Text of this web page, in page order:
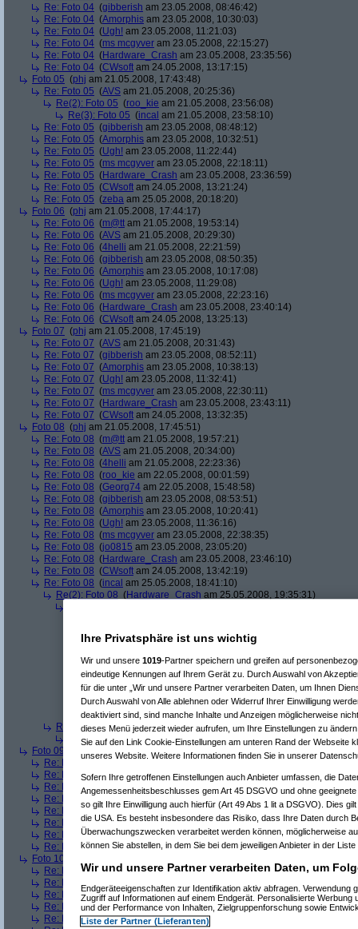
Re: Foto 04 (gibberish am 23.05.2008, 08:46:42)
Re: Foto 04 (Amorphis am 23.05.2008, 10:30:03)
Re: Foto 04 (Ugh! am 23.05.2008, 11:21:03)
Re: Foto 04 (ms mcgyver am 23.05.2008, 22:15:27)
Re: Foto 04 (Hardware_Crash am 23.05.2008, 23:35:56)
Re: Foto 04 (CWsoft am 24.05.2008, 13:17:15)
Foto 05 (phj am 21.05.2008, 17:43:48)
Re: Foto 05 (AVS am 21.05.2008, 20:25:36)
Re(2): Foto 05 (roo_kie am 21.05.2008, 23:56:08)
Re(3): Foto 05 (incal am 21.05.2008, 23:58:10)
Re: Foto 05 (gibberish am 23.05.2008, 08:48:12)
Re: Foto 05 (Amorphis am 23.05.2008, 10:32:51)
Re: Foto 05 (Ugh! am 23.05.2008, 11:22:44)
Re: Foto 05 (ms mcgyver am 23.05.2008, 22:18:11)
Re: Foto 05 (Hardware_Crash am 23.05.2008, 23:36:59)
Re: Foto 05 (CWsoft am 24.05.2008, 13:21:24)
Re: Foto 05 (zeba am 25.05.2008, 20:18:20)
Foto 06 (phj am 21.05.2008, 17:44:17)
Re: Foto 06 (m@tt am 21.05.2008, 19:53:14)
Re: Foto 06 (AVS am 21.05.2008, 20:29:30)
Re: Foto 06 (4helli am 21.05.2008, 22:21:59)
Re: Foto 06 (gibberish am 23.05.2008, 08:50:35)
Re: Foto 06 (Amorphis am 23.05.2008, 10:17:08)
Re: Foto 06 (Ugh! am 23.05.2008, 11:29:08)
Re: Foto 06 (ms mcgyver am 23.05.2008, 22:23:16)
Re: Foto 06 (Hardware_Crash am 23.05.2008, 23:40:14)
Re: Foto 06 (CWsoft am 24.05.2008, 13:25:13)
Foto 07 (phj am 21.05.2008, 17:45:19)
Re: Foto 07 (AVS am 21.05.2008, 20:31:43)
Re: Foto 07 (gibberish am 23.05.2008, 08:52:11)
Re: Foto 07 (Amorphis am 23.05.2008, 10:38:13)
Re: Foto 07 (Ugh! am 23.05.2008, 11:32:41)
Re: Foto 07 (ms mcgyver am 23.05.2008, 22:30:11)
Re: Foto 07 (Hardware_Crash am 23.05.2008, 23:43:11)
Re: Foto 07 (CWsoft am 24.05.2008, 13:32:35)
Foto 08 (phj am 21.05.2008, 17:45:51)
Re: Foto 08 (m@tt am 21.05.2008, 19:57:21)
Re: Foto 08 (AVS am 21.05.2008, 20:34:00)
Re: Foto 08 (4helli am 21.05.2008, 22:23:36)
Re: Foto 08 (roo_kie am 22.05.2008, 00:01:59)
Re: Foto 08 (Georg74 am 22.05.2008, 15:48:58)
Re: Foto 08 (gibberish am 23.05.2008, 08:53:51)
Re: Foto 08 (Amorphis am 23.05.2008, 10:20:41)
Re: Foto 08 (Ugh! am 23.05.2008, 11:36:16)
Re: Foto 08 (ms mcgyver am 23.05.2008, 22:38:35)
Re: Foto 08 (jo0815 am 23.05.2008, 23:05:20)
Re: Foto 08 (Hardware_Crash am 23.05.2008, 23:46:10)
Re: Foto 08 (CWsoft am 24.05.2008, 13:42:19)
Re: Foto 08 (incal am 25.05.2008, 18:41:10)
Re(2): Foto 08 (Hardware_Crash am 25.05.2008, 19:35:31)
Re(6): Foto 08( Hardware_Crasham 26.05.2008,
Re(7): Foto 08
am 26.05.2008, 21:25:52)
Re(8): Foto 08 (Hardware_Crasham 26.05.2008,
Re(9): Foto 08(incalam 26.05.2008, 21:55:49)
Re(10): Foto 08(Hardware_Crasham
Re(11): Foto 08(incalam 26.05.2008,
Re(12): Foto 08(Hardware_Crasham
Re(2): Foto 08(Srv-02am 26.05.2008, 09:58:02)
Re(3): Foto 08(incalam 26.05.2008, 20:46:08)
Foto 09
am 21.05.2008, 17:46:17)
Re: Foto 09
Re: Foto 09(roo_kieam 22.05.2008, 00:06:11)
Re: Foto 09(gibberisham 23.05.2008, 09:03:43)
Re: Foto 09( Amorphisam 23.05.2008, 10:40:33)
Re: Foto 09(Ugh! am 23.05.2008, 11:38:45)
Re: Foto 09 (ms mcgyveram 23.05.2008, 22:45:45)
Re: Foto 09(Hardware_Crash am 23.05.2008, 23:49:18)
Re: Foto 09(CWsoftam 24.05.2008, 13:46:55)
Foto 10
Re: Foto 10(AVSam 21.05.2008, 20:46:08)
Re: Foto 10 ( gibberish
am 23.05.2008, 09:05:46)
Re: Foto 10(Amorphisam 23.05.2008, 10:42:24)
Re: Foto 10(Ugh!am 23.05.2008, 11:40:50)
Re: Foto 10(ms mcgyveram 23.05.2008, 22:50:31)
Ihre Privatsphäre ist uns wichtig
Wir und unsere 1019-Partner speichern und greifen auf
eindeutige Kennungen auf Ihrem Gerät zu. Durch Auswahl von
für die unter „Wir und unsere Partner verarbeiten Daten, um Ihnen
Durch Auswahl von Alle ablehnen oder Widerruf Ihrer Einwilligung
deaktiviert sind, sind manche Inhalte und Anzeigen möglicherweise
dieses Menü jederzeit wieder aufrufen, um Ihre Einstellungen zu
Sie auf den Link Cookie-Einstellungen am unteren Rand der Webseite
unseres Website. Weitere Informationen finden Sie in unserer
Sofern Ihre getroffenen Einstellungen auch Anbieter umfassen, die
Angemessenheitsbeschlusses gem Art 45 DSGVO und ohne
so gilt Ihre Einwilligung auch hierfür (Art 49 Abs 1 lit a DSGVO). Dies
die USA. Es besteht insbesondere das Risiko, dass Ihre Daten durch
Überwachungszwecken verarbeitet werden können, möglicherweise
können Sie abstellen, in dem Sie bei dem jeweiligen Anbieter in der
Wir und unsere Partner verarbeiten Daten, um
Endgeräteeigenschaften zur Identifikation aktiv abfragen. Verwendung
Zugriff auf Informationen auf einem Endgerät. Personalisierte Werbung
und der Performance von Inhalten, Zielgruppenforschung sowie
Liste der Partner (Lieferanten)